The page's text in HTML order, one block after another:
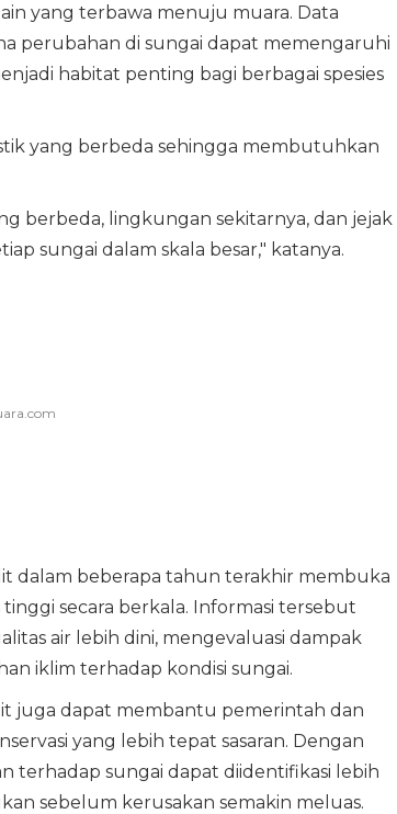
yang terbawa menuju muara. Data
perubahan di sungai dapat memengaruhi
habitat penting bagi berbagai spesies
yang berbeda sehingga membutuhkan
berbeda, lingkungan sekitarnya, dan jejak
sungai dalam skala besar," katanya.
dalam beberapa tahun terakhir membuka
secara berkala. Informasi tersebut
air lebih dini, mengevaluasi dampak
iklim terhadap kondisi sungai.
juga dapat membantu pemerintah dan
yang lebih tepat sasaran. Dengan
terhadap sungai dapat diidentifikasi lebih
sebelum kerusakan semakin meluas.